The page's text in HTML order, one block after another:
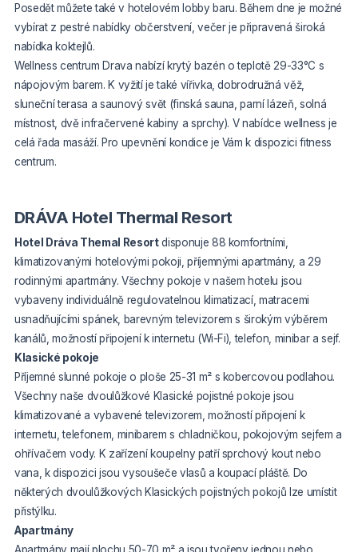
Posedět můžete také v hotelovém lobby baru. Během dne je možné
vybírat z pestré nabídky občerstvení, večer je připravená široká
nabídka koktejlů.
Wellness centrum Drava nabízí krytý bazén o teplotě 29-33°C s
nápojovým barem. K vyžití je také vířivka, dobrodružná věž,
sluneční terasa a saunový svět (finská sauna, parní lázeň, solná
místnost, dvě infračervené kabiny a sprchy). V nabídce wellness je
celá řada masáží. Pro upevnění kondice je Vám k dispozici fitness
centrum.
DRÁVA Hotel Thermal Resort
Hotel Dráva Themal Resortdisponuje 88 komfortními,
klimatizovanými hotelovými pokoji, příjemnými apartmány, a 29
rodinnými apartmány. Všechny pokoje v našem hotelu jsou
vybaveny individuálně regulovatelnou klimatizací, matracemi
usnadňujícími spánek, barevným televizorem s širokým výběrem
kanálů, možností připojení k internetu (Wi-Fi), telefon, minibar a sejf.
Klasické pokoje
Příjemné slunné pokoje o ploše 25-31 m² s kobercovou podlahou.
Všechny naše dvoulůžkové Klasické pojistné pokoje jsou
klimatizované a vybavené televizorem, možností připojení k
internetu, telefonem, minibarem s chladničkou, pokojovým sejfem a
ohřívačem vody. K zařízení koupelny patří sprchový kout nebo
vana, k dispozici jsou vysoušeče vlasů a koupací pláště. Do
některých dvoulůžkových Klasických pojistných pokojů lze umístit
přistýlku.
Apartmány